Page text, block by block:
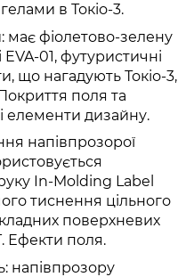
в Токіо-3.
фіолетово-зелену
01, футуристичні
що нагадують Токіо-3,
поля та
елементи дизайну.
напівпрозорої
In-Molding Label
тиснення цільного
поверхневих
Ефекти поля.
напівпрозору